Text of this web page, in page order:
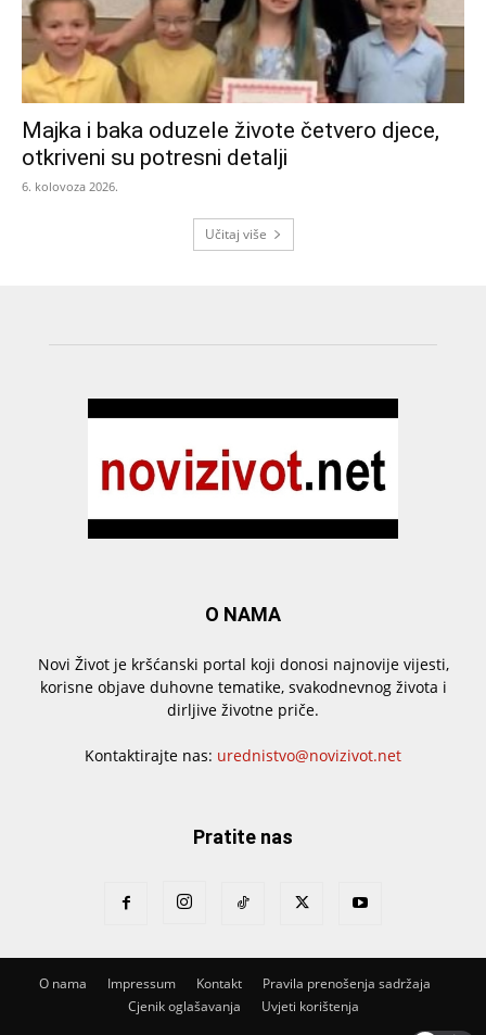
Majka i baka oduzele živote četvero djece,
otkriveni su potresni detalji
6. kolovoza 2026.
Učitaj više
O NAMA
Novi Život je kršćanski portal koji donosi najnovije vijesti,
korisne objave duhovne tematike, svakodnevnog života i
dirljive životne priče.
Kontaktirajte nas: urednistvo@novizivot.net
Pratite nas
O nama Impressum Kontakt
Pravila prenošenja sadržaja
Cjenik oglašavanja
Uvjeti korištenja